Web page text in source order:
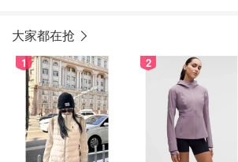
大家都在抢
1 2